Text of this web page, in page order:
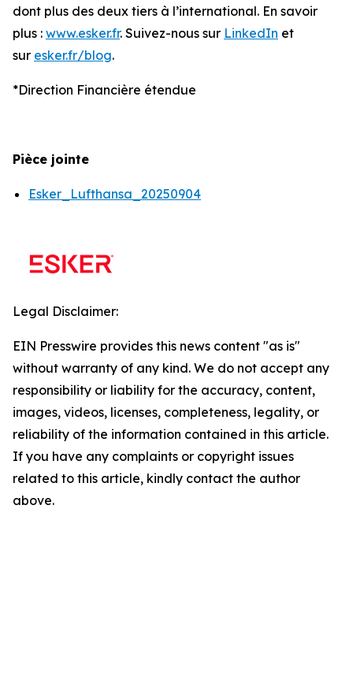
dont plus des deux tiers à l’international. En savoir
plus : www.esker.fr. Suivez-nous sur LinkedIn et
sur esker.fr/blog.
*Direction Financière étendue
Pièce jointe
Esker_Lufthansa_20250904
Legal Disclaimer:
EIN Presswire provides this news content "as is"
without warranty of any kind. We do not accept any
responsibility or liability for the accuracy, content,
images, videos, licenses, completeness, legality, or
reliability of the information contained in this article.
If you have any complaints or copyright issues
related to this article, kindly contact the author
above.